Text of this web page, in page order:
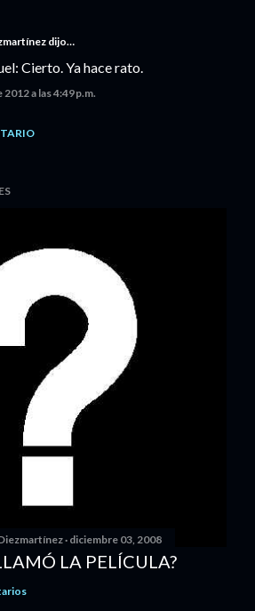
dijo…
Cierto. Ya hace rato.
a las 4:49 p.m.
diciembre 03, 2008
LA PELÍCULA?